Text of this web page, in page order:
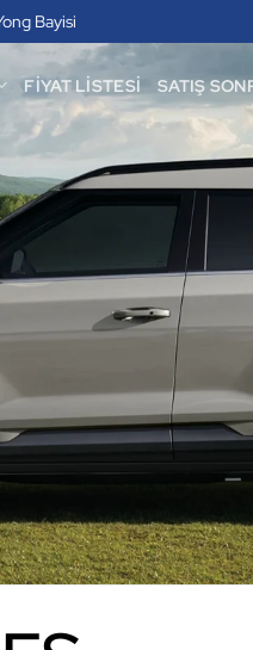
Bayisi
FIYAT LISTESI SATIŞ